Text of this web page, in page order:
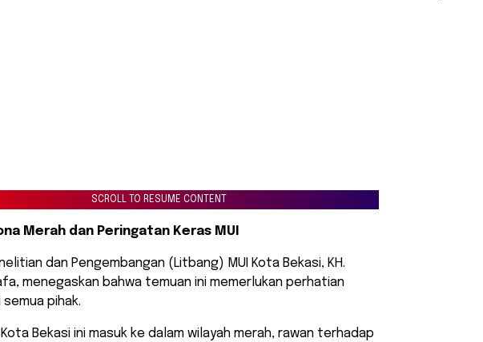
SCROLL TO RESUME CONTENT
Merah dan Peringatan Keras MUI
dan Pengembangan (Litbang) MUI Kota Bekasi, KH.
menegaskan bahwa temuan ini memerlukan perhatian
pihak.
Bekasi ini masuk ke dalam wilayah merah, rawan terhadap